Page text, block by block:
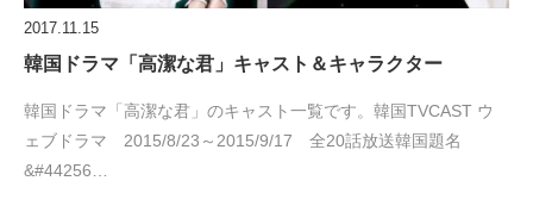
2017.11.15
韓国ドラマ「高潔な君」キャスト＆キャラクター
韓国ドラマ「高潔な君」のキャスト一覧です。韓国TVCAST ウ
ェブドラマ 2015/8/23～2015/9/17 全20話放送韓国題名
&#44256…